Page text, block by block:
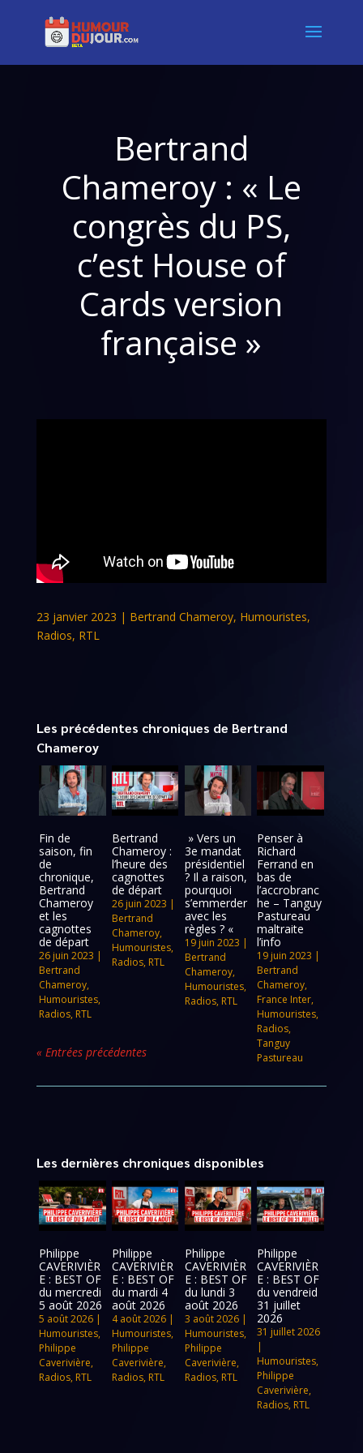
Bertrand
Chameroy : « Le
congrès du PS,
c’est House of
Cards version
française »
23 janvier 2023 | Bertrand Chameroy, Humouristes,
Radios, RTL
Les précédentes chroniques de Bertrand
Chameroy
Fin de
saison, fin
de
chronique,
Bertrand
Chameroy
et les
cagnottes
de départ
26 juin 2023 |
Bertrand
Chameroy,
Humouristes,
Radios, RTL
Bertrand
Chameroy :
l’heure des
cagnottes
de départ
26 juin 2023 |
Bertrand
Chameroy,
Humouristes,
Radios, RTL
» Vers un
3e mandat
présidentiel
? Il a raison,
pourquoi
s’emmerder
avec les
règles ? «
19 juin 2023 |
Bertrand
Chameroy,
Humouristes,
Radios, RTL
Penser à
Richard
Ferrand en
bas de
l’accrobranc
he – Tanguy
Pastureau
maltraite
l’info
19 juin 2023 |
Bertrand
Chameroy,
France Inter,
Humouristes,
Radios,
Tanguy
Pastureau
« Entrées précédentes
Les dernières chroniques disponibles
Philippe
CAVERIVIÈR
E : BEST OF
du mercredi
5 août 2026
5 août 2026 |
Humouristes,
Philippe
Caverivière,
Radios, RTL
Philippe
CAVERIVIÈR
E : BEST OF
du mardi 4
août 2026
4 août 2026|
Humouristes,
Philippe
Caverivière,
Radios, RTL
Philippe
CAVERIVIÈR
E : BEST OF
du lundi 3
août 2026
3 août 2026|
Humouristes,
Philippe
Caverivière,
Radios, RTL
Philippe
CAVERIVIÈR
E : BEST OF
du vendreid
31 juillet
2026
31 juillet 2026
|
Humouristes,
Philippe
Caverivière,
Radios, RTL